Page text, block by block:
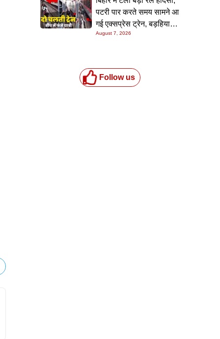
पटरी पार करते समय सामने आ
गई एक्सप्रेस ट्रेन, बड़हिया
स्टेशन पर मची अफरा-तफरी,
August 7, 2026
Follow us